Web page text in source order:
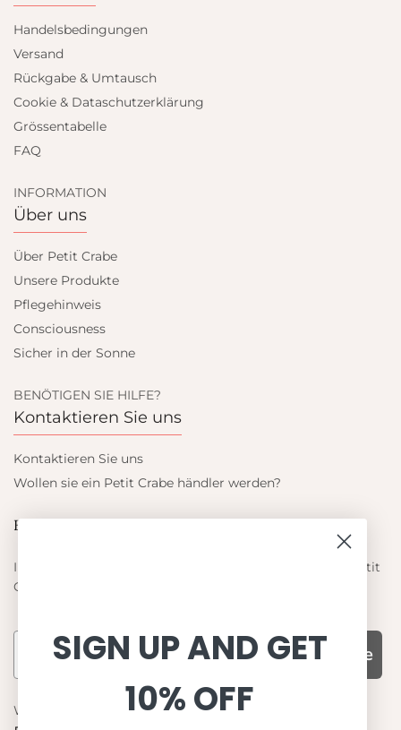
Handelsbedingungen
Versand
Rückgabe & Umtausch
Cookie & Dataschutzerklärung
Grössentabelle
FAQ
INFORMATION
Über uns
Über Petit Crabe
Unsere Produkte
Pflegehinweis
Consciousness
Sicher in der Sonne
BENÖTIGEN SIE HILFE?
Kontaktieren Sie uns
Kontaktieren Sie uns
Wollen sie ein Petit Crabe händler werden?
Blieb auf dem laufenden
Informieren Sie sich über die neuesten Angebote von Petit
Crabe
Subscribe
WARUM UNS WÄHLEN
SIGN UP AND GET
10% OFF